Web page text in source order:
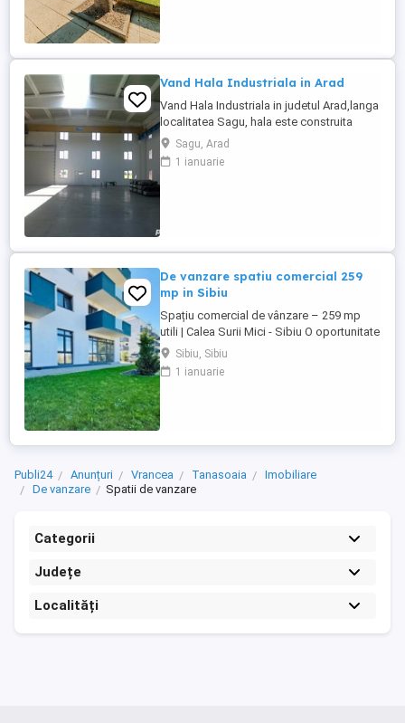
Vand Hala Industriala in Arad
Vand Hala Industriala in judetul Arad,langa
localitatea Sagu, hala este construita
pentru o firma de prelucrare a metalelor
grele si a structurilor metalice grele ,
avand o structura foarte rezistenta, este
Sagu, Arad
1 ianuarie
De vanzare spatiu comercial 259
mp in Sibiu
Spațiu comercial de vânzare – 259 mp
utili | Calea Surii Mici - Sibiu O oportunitate
excelentă de investiție: spațiu comercial
disponibil la un preț competitiv de doar
1.250 €/mp, amplasat într-o zonă cu
Sibiu, Sibiu
1 ianuarie
Publi24 Anunțuri Vrancea Tanasoaia
Imobiliare
De vanzare
Spatii de vanzare
Categorii
Județe
Localități